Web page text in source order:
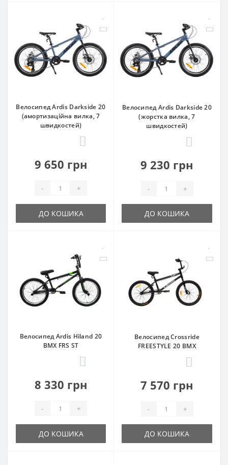
Велосипед Ardis Darkside 20
(амортизаційна вилка, 7
швидкостей)
9 650 грн
- +
ДО КОШИКА
Велосипед Ardis Darkside 20
(жорстка вилка, 7
швидкостей)
9 230 грн
- +
ДО КОШИКА
Велосипед Ardis Hiland 20
BMX FRS ST
8 330 грн
- +
ДО КОШИКА
Велосипед Crossride
FREESTYLE 20 BMX
7 570 грн
- +
ДО КОШИКА